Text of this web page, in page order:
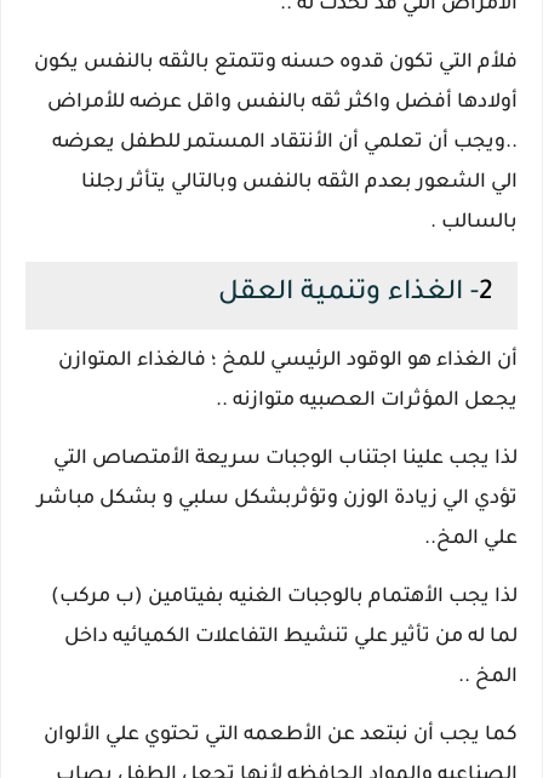
الأمراض التي قد تحدث له ..
فلأم التي تكون قدوه حسنه وتتمتع بالثقه بالنفس يكون
أولادها أفضل واكثر ثقه بالنفس واقل عرضه للأمراض
..ويجب أن تعلمي أن الأنتقاد المستمر للطفل يعرضه
الي الشعور بعدم الثقه بالنفس وبالتالي يتأثر رجلنا
بالسالب .
2- الغذاء وتنمية العقل
أن الغذاء هو الوقود الرئيسي للمخ ؛ فالغذاء المتوازن
يجعل المؤثرات العصبيه متوازنه ..
لذا يجب علينا اجتناب الوجبات سريعة الأمتصاص التي
تؤدي الي زيادة الوزن وتؤثربشكل سلبي و بشكل مباشر
علي المخ..
لذا يجب الأهتمام بالوجبات الغنيه بفيتامين (ب مركب)
لما له من تأثير علي تنشيط التفاعلات الكميائيه داخل
المخ ..
كما يجب أن نبتعد عن الأطعمه التي تحتوي علي الألوان